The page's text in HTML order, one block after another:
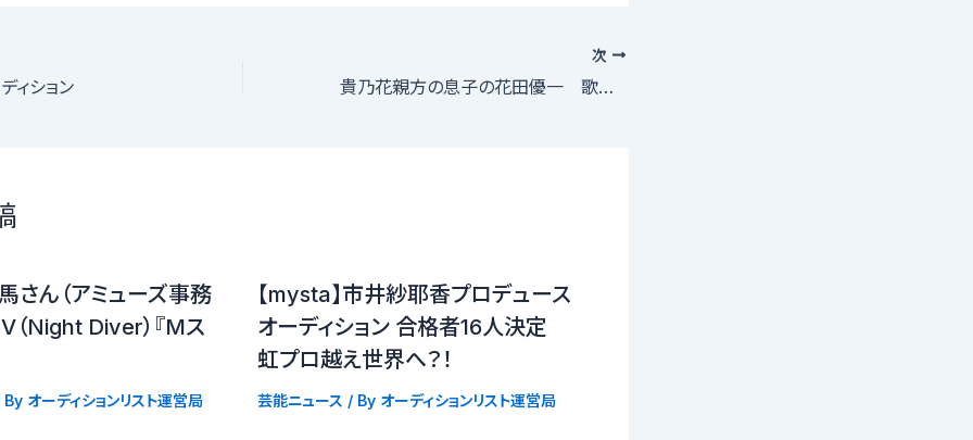
ィション
次
貴乃花親方の息子の花田優一 歌手デビュー「血迷いすぎ」
さん（アミューズ事務
（Night Diver）『Mス
By オーディションリスト運営局
【mysta】市井紗耶香プロデュース
オーディション 合格者16人決定
虹プロ越え世界へ？！
芸能ニュース / By オーディションリスト運営局